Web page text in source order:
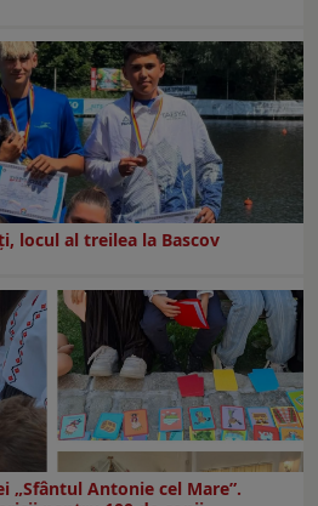
locul al treilea la Bascov
„Sfântul Antonie cel Mare”.